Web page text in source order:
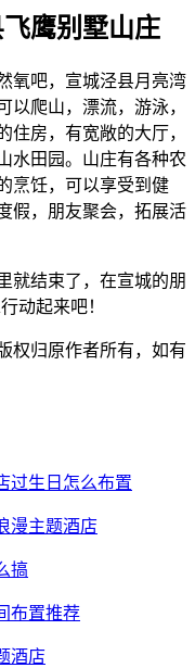
鹰别墅山庄
氧吧，宣城泾县月亮湾
以爬山，漂流，游泳，
住房，有宽敞的大厅，
水田园。山庄有各种农
烹饪，可以享受到健
假，朋友聚会，拓展活
就结束了，在宣城的朋
动起来吧！
权归原作者所有，如有
过生日怎么布置
漫主题酒店
搞
布置推荐
酒店